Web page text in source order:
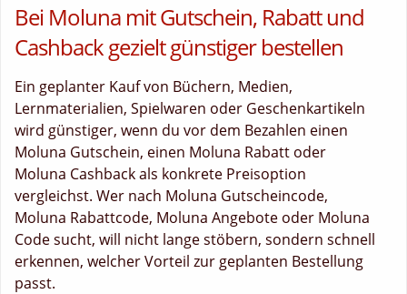
Bei Moluna mit Gutschein, Rabatt und
Cashback gezielt günstiger bestellen
Ein geplanter Kauf von Büchern, Medien,
Lernmaterialien, Spielwaren oder Geschenkartikeln
wird günstiger, wenn du vor dem Bezahlen einen
Moluna Gutschein, einen Moluna Rabatt oder
Moluna Cashback als konkrete Preisoption
vergleichst. Wer nach Moluna Gutscheincode,
Moluna Rabattcode, Moluna Angebote oder Moluna
Code sucht, will nicht lange stöbern, sondern schnell
erkennen, welcher Vorteil zur geplanten Bestellung
passt.